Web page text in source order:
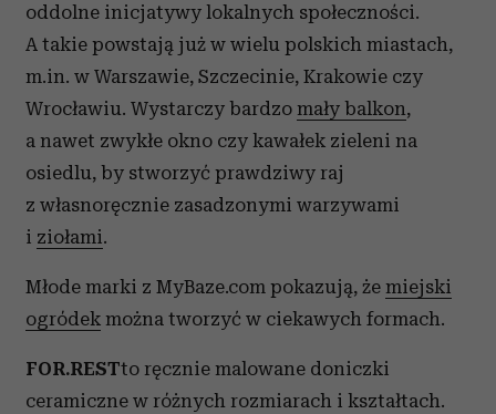
oddolne inicjatywy lokalnych społeczności.
A takie powstają już w wielu polskich miastach,
m.in. w Warszawie, Szczecinie, Krakowie czy
Wrocławiu. Wystarczy bardzo mały balkon,
a nawet zwykłe okno czy kawałek zieleni na
osiedlu, by stworzyć prawdziwy raj
z własnoręcznie zasadzonymi warzywami
i ziołami.
Młode marki z MyBaze.com pokazują, że miejski
ogródek można tworzyć w ciekawych formach.
FOR.RESTto ręcznie malowane doniczki
ceramiczne w różnych rozmiarach i kształtach.